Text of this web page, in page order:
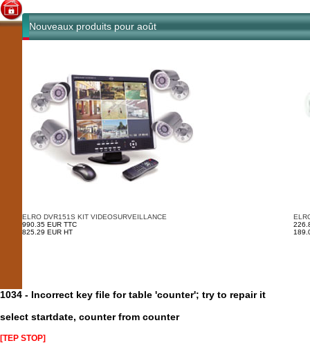
Nouveaux produits pour août
ELRO DVR151S KIT VIDEOSURVEILLANCE
990.35 EUR TTC
825.29 EUR HT
1034 - Incorrect key file for table 'counter'; try to repair it
select startdate, counter from counter
[TEP STOP]